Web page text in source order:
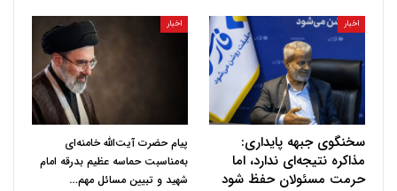
اخبار
سخنگوی جبهه پایداری:
مذاکره نتیجه‌ای ندارد، اما
حرمت مسئولان حفظ شود
اخبار
پیام حضرت آیت‌الله خامنه‌ای
به‌مناسبت حماسه عظیم بدرقه امام
شهید و تبیین مسائل مهم…